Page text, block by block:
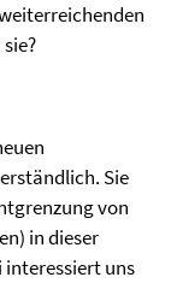
Sie
von
in dieser
interessiert uns